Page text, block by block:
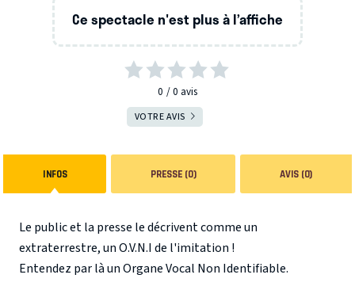
Ce spectacle n'est plus à l’affiche
0 0 avis
VOTRE AVIS
INFOS PRESSE (0) AVIS (0)
Le public et la presse le décrivent comme un
extraterrestre, un O.V.N.I de l'imitation !
Entendez par là un Organe Vocal Non Identifiable.